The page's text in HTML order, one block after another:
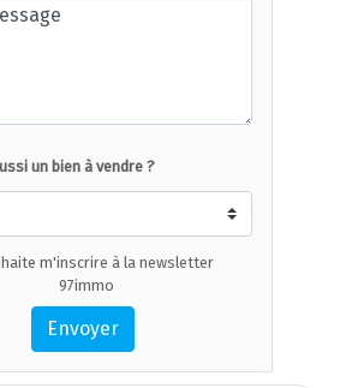
un bien à vendre ?
m'inscrire à la newsletter
97immo
Envoyer